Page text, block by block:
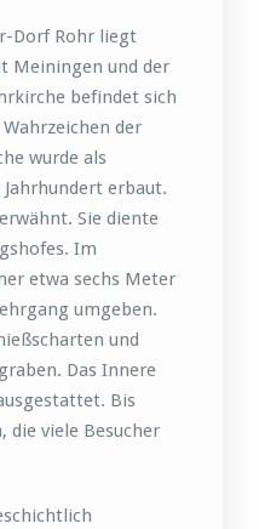
Dorf Rohr liegt
Meiningen und der
befindet sich
der
wurde als
Jahrhundert erbaut.
Sie diente
Im
etwa sechs Meter
umgeben.
und
Das Innere
Bis
die viele Besucher